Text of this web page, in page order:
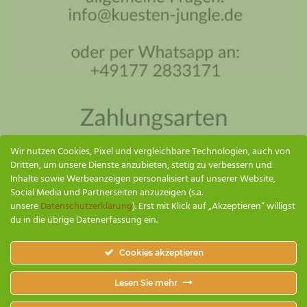
Wir nutzen Cookies, Pixel und vergleichbare Technologien, auch von
Dritten, um unsere Dienste anzubieten, stetig zu verbessern und
Inhalte sowie Werbeanzeigen personalisiert auf unserer Website,
Social Media und Partnerseiten anzuzeigen (s.a.
unsereDatenschutzerklärung). Erst mit Klick auf „Akzeptieren“ willigst
du in die übrige Datenerfassung ein.
Cookies akzeptieren
Lesen Sie mehr
1
Küsten Jungle Assistent
SENDEN
Küsten Jungle